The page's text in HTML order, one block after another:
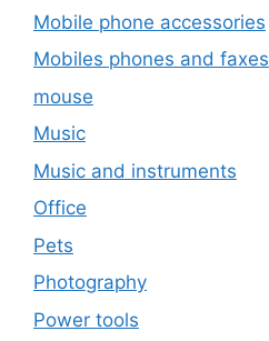
Mobile phone accessories
Mobiles phones and faxes
mouse
Music
Music and instruments
Office
Pets
Photography
Power tools